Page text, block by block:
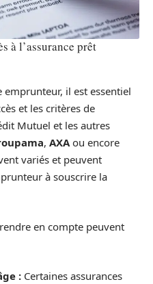
à l’assurance prêt
emprunteur, il est essentiel
et les critères de
Mutuel et les autres
, AXAou encore
variés et peuvent
à souscrire la
en compte peuvent
: Certaines assurances